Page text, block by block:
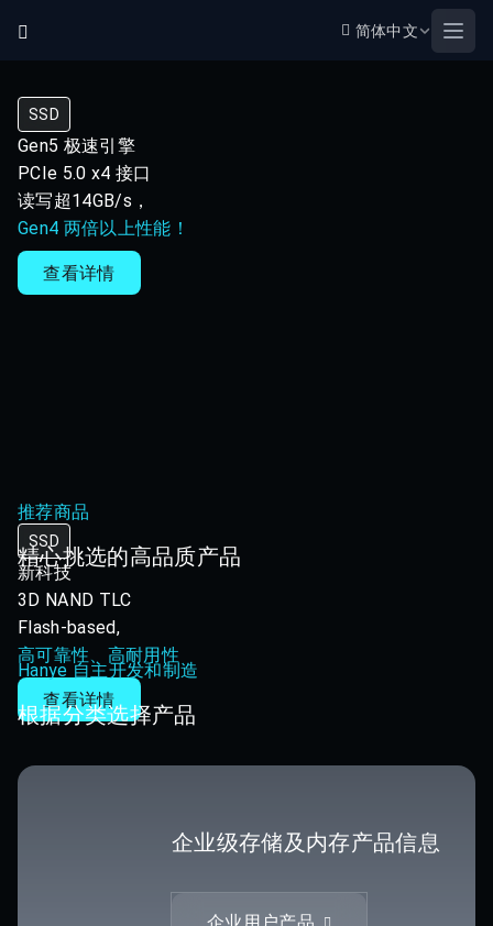
简体中文
SSD
Gen5 极速引擎
PCIe 5.0 x4 接口
读写超14GB/s，
Gen4 两倍以上性能！
查看详情
SSD
新科技
3D NAND TLC
Flash-based,
高可靠性、高耐用性
查看详情
推荐商品
精心挑选的高品质产品
Hanye 自主开发和制造
根据分类选择产品
企业级存储及内存产品信息